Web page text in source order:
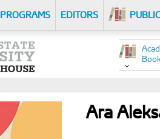
PROGRAMS EDITORS
Ara